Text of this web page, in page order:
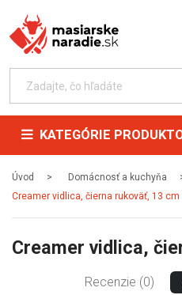
KATEGÓRIE
Úvod Domácnosť a kuchyňa
Creamer vidlica, čierna rukoväť, 13 cm
Creamer vidlica,
Recenzie (0)